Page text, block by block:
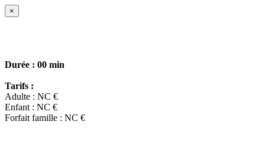
×
Durée : 00 min
Tarifs :
Adulte : NC €
Enfant : NC €
Forfait famille : NC €